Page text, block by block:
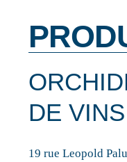
DE
19 rue Leopold